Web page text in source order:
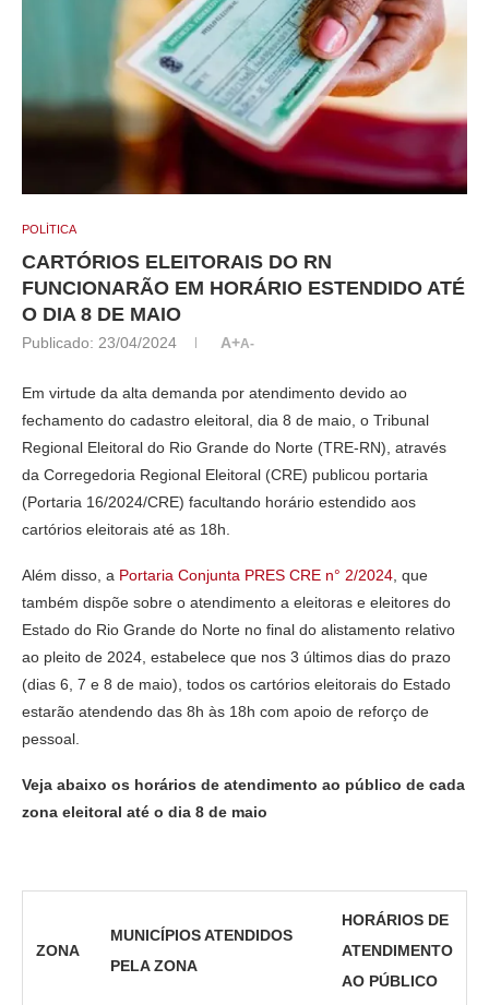
POLÍTICA
CARTÓRIOS ELEITORAIS DO RN
FUNCIONARÃO EM HORÁRIO ESTENDIDO ATÉ
O DIA 8 DE MAIO
Publicado: 23/04/2024 A+A-
Em virtude da alta demanda por atendimento devido ao
fechamento do cadastro eleitoral, dia 8 de maio, o Tribunal
Regional Eleitoral do Rio Grande do Norte (TRE-RN), através
da Corregedoria Regional Eleitoral (CRE) publicou portaria
(Portaria 16/2024/CRE) facultando horário estendido aos
cartórios eleitorais até as 18h.
Além disso, a Portaria Conjunta PRES CRE n° 2/2024, que
também dispõe sobre o atendimento a eleitoras e eleitores do
Estado do Rio Grande do Norte no final do alistamento relativo
ao pleito de 2024, estabelece que nos 3 últimos dias do prazo
(dias 6, 7 e 8 de maio), todos os cartórios eleitorais do Estado
estarão atendendo das 8h às 18h com apoio de reforço de
pessoal.
Veja abaixo os horários de atendimento ao público de cada
zona eleitoral até o dia 8 de maio
ZONA
MUNICÍPIOS ATENDIDOS
PELA ZONA
HORÁRIOS DE
ATENDIMENTO
AO PÚBLICO